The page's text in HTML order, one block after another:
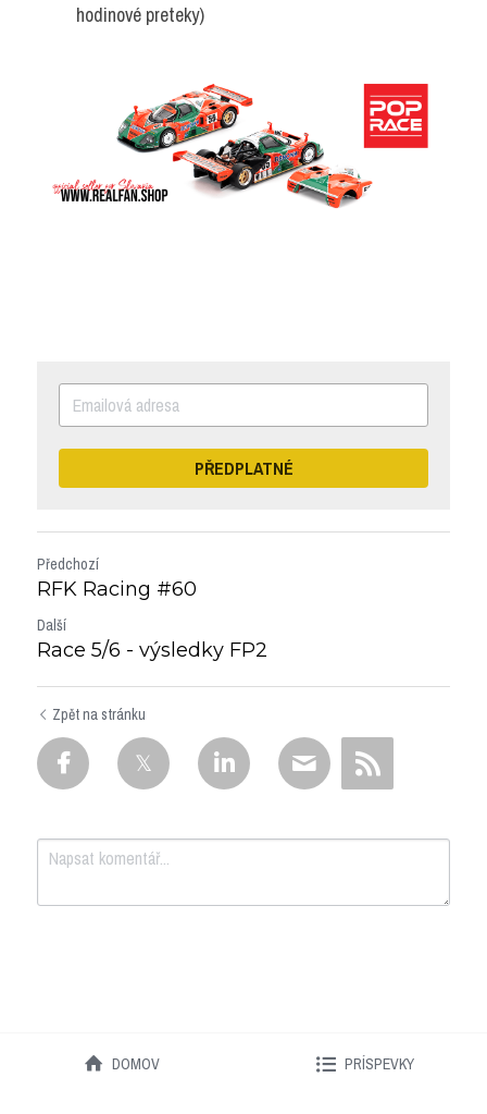
hodinové preteky)
PŘEDPLATNÉ
Předchozí
RFK Racing #60
Další
Race 5/6 - výsledky FP2
Zpět na stránku
OdeslatDOMOV PRÍSPEVKY